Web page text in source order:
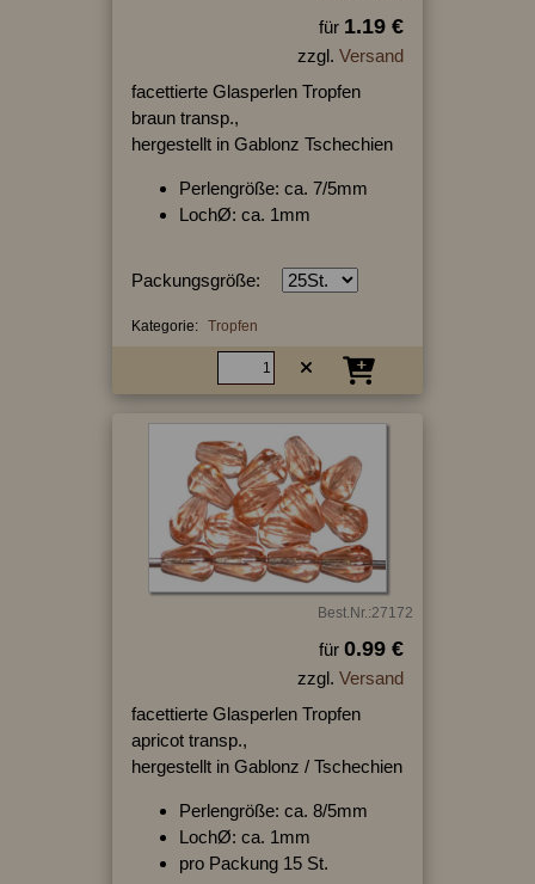
für 1.19 €
zzgl. Versand
facettierte Glasperlen Tropfen
braun transp.,
hergestellt in Gablonz Tschechien
Perlengröße: ca. 7/5mm
LochØ: ca. 1mm
Packungsgröße:
Kategorie: Tropfen
Best.Nr.:27172
für 0.99 €
zzgl. Versand
facettierte Glasperlen Tropfen
apricot transp.,
hergestellt in Gablonz / Tschechien
Perlengröße: ca. 8/5mm
LochØ: ca. 1mm
pro Packung 15 St.